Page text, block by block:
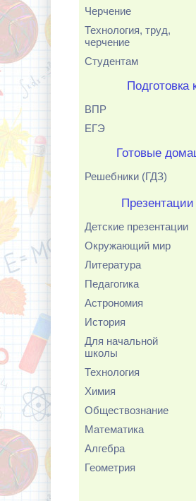
Черчение
Технология, труд,
черчение
Студентам
Подготовка
ВПР
ЕГЭ
Готовые
Решебники (ГДЗ)
Детские презентации
Окружающий мир
Литература
Педагогика
Астрономия
История
Для начальной
школы
Технология
Химия
Обществознание
Математика
Алгебра
Геометрия